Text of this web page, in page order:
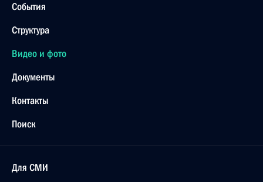
События
Структура
Видео и фото
Документы
Контакты
Поиск
Для СМИ